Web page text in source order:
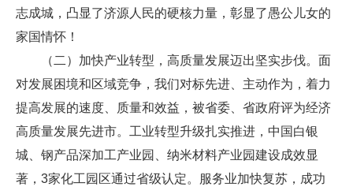
志成城，凸显了济源人民的硬核力量，彰显了愚公儿女的
家国情怀！
（二）加快产业转型，高质量发展迈出坚实步伐。面
对发展困境和区域竞争，我们对标先进、主动作为，着力
提高发展的速度、质量和效益，被省委、省政府评为经济
高质量发展先进市。工业转型升级扎实推进，中国白银
城、钢产品深加工产业园、纳米材料产业园建设成效显
著，3家化工园区通过省级认定。服务业加快复苏，成功